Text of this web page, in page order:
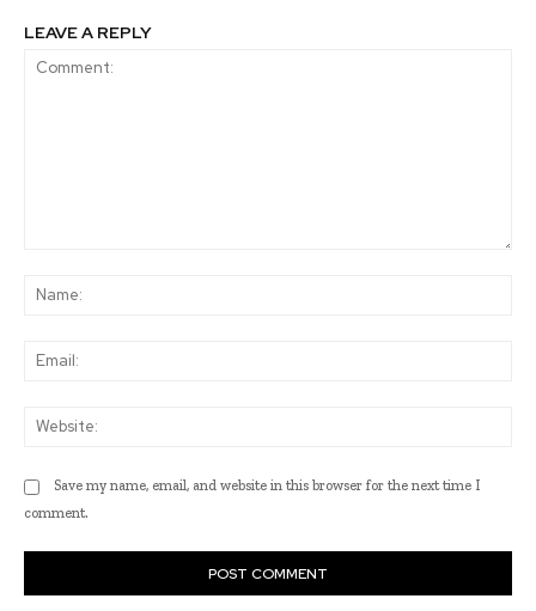
LEAVE A REPLY
Save my name, email, and website in this browser for the next time I
comment.